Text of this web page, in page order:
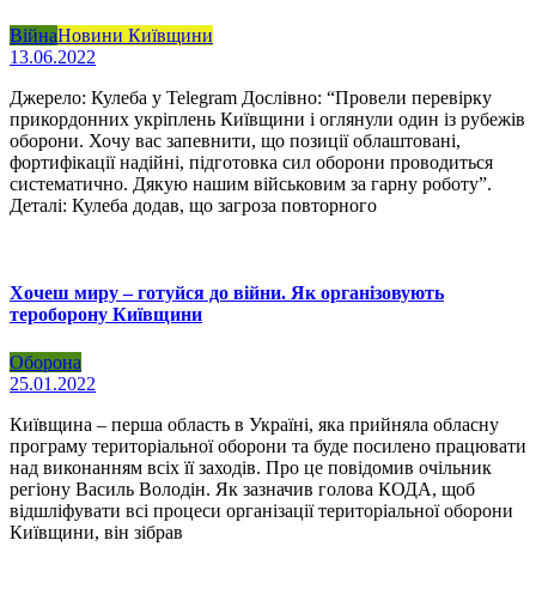
ВійнаНовини Київщини
13.06.2022
Джерело: Кулеба у Telegram Дослівно: “Провели перевірку
прикордонних укріплень Київщини і оглянули один із рубежів
оборони. Хочу вас запевнити, що позиції облаштовані,
фортифікації надійні, підготовка сил оборони проводиться
систематично. Дякую нашим військовим за гарну роботу”.
Деталі: Кулеба додав, що загроза повторного
Хочеш миру – готуйся до війни. Як організовують
тероборону Київщини
Оборона
25.01.2022
Київщина – перша область в Україні, яка прийняла обласну
програму територіальної оборони та буде посилено працювати
над виконанням всіх її заходів. Про це повідомив очільник
регіону Василь Володін. Як зазначив голова КОДА, щоб
відшліфувати всі процеси організації територіальної оборони
Київщини, він зібрав